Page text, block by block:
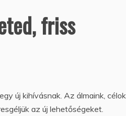
friss
új kihívásnak. Az álmaink, célok
az új lehetőségeket.